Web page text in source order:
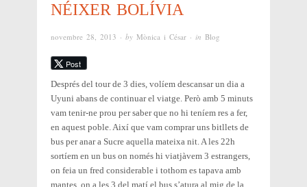
NÉIXER BOLÍVIA
novembre 28, 2013 · by Mònica i César · in Blog
Post
Després del tour de 3 dies, volíem descansar un dia a
Uyuni abans de continuar el viatge. Però amb 5 minuts
vam tenir-ne prou per saber que no hi teníem res a fer,
en aquest poble. Així que vam comprar uns bitllets de
bus per anar a Sucre aquella mateixa nit. A les 22h
sortíem en un bus on només hi viatjàvem 3 estrangers,
on feia un fred considerable i tothom es tapava amb
mantes, on a les 3 del matí el bus s’atura al mig de la